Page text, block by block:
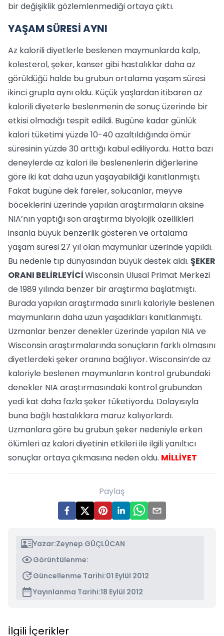
bir değişiklik gözlemlenmediği ortaya çıktı.
YAŞAM SÜRESİ AYNI
Az kalorili diyetlerle beslenen maymunlarda kalp,
kolesterol, şeker, kanser gibi hastalıklar daha az
görüldüğü halde bu grubun ortalama yaşam süresi
ikinci grupla aynı oldu. Küçük yaşlardan itibaren az
kalorili diyeterle beslenmenin de sonuç üzerinde bir
etkisi olmadığı tespit edildi. Bugüne kadar günlük
kalori tüketimi yüzde 10-40 azaltıldığında ömür
süresinin yüzde 30 arttığı kabul ediliyordu. Hatta bazı
deneylerde az kalori ile beslenenlerin diğerlerine
göre iki kat daha uzun yaşayabildiği kanıtlanmıştı.
Fakat bugüne dek fareler, solucanlar, meyve
böceklerini üzerinde yapılan araştırmaların aksine
NIA’nın yaptığı son araştırma biyolojik özellikleri
insanla büyük benzerlik gösteren ve ortalama
yaşam süresi 27 yıl olan maymunlar üzerinde yapıldı.
Bu nedenle tıp dünyasından büyük destek aldı. ŞEKER
ORANI BELİRLEYİCİWisconsin Ulusal Primat Merkezi
de 1989 yılında benzer bir araştırma başlatmıştı.
Burada yapılan araştırmada sınırlı kaloriyle beslenen
maymunların daha uzun yaşadıkları kanıtlanmıştı.
Uzmanlar benzer denekler üzerinde yapılan NIA ve
Wisconsin araştırmalarında sonuçların farklı olmasını
diyetlerdeki şeker oranına bağlıyor. Wisconsin’de az
kaloriyle beslenen maymunların kontrol grubundaki
denekler NIA araştırmasındaki kontrol grubundan
yedi kat daha fazla şeker tüketiyordu. Dolayısıyla
buna bağlı hastalıklara maruz kalıyorlardı.
Uzmanlara göre bu grubun şeker nedeniyle erken
ölümleri az kalori diyetinin etkileri ile ilgili yanıltıcı
sonuçlar ortaya çıkmasına neden oldu. MİLLİYET
Paylaş
Yazar:Zeynep GÜÇLÜCAN
Görüntülenme:
Güncellenme Tarihi:01 Eylül 2012
Yayınlanma Tarihi:18 Eylül 2012
İlgili İçerikler